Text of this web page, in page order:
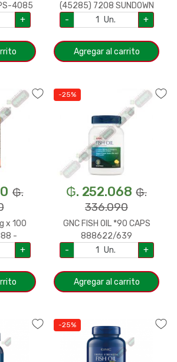
4085
+
(45285) 7208 SUNDOWN
-
Un. +
Agregar al carrito
₲.
x 100
-
+
-25%
₲. 252.068 ₲.
336.090
GNC FISH OIL *90 CAPS
888622/639
-
Un. +
Agregar al carrito
-25%